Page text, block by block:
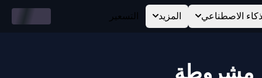
الاصطناعي المزيد التسعير